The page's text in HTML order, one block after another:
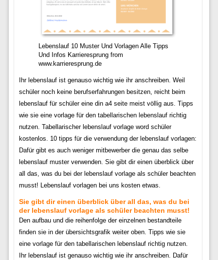
Lebenslauf 10 Muster Und Vorlagen Alle Tipps
Und Infos Karrieresprung from
www.karrieresprung.de
Ihr lebenslauf ist genauso wichtig wie ihr anschreiben. Weil
schüler noch keine berufserfahrungen besitzen, reicht beim
lebenslauf für schüler eine din a4 seite meist völlig aus. Tipps
wie sie eine vorlage für den tabellarischen lebenslauf richtig
nutzen. Tabellarischer lebenslauf vorlage word schüler
kostenlos. 10 tipps für die verwendung der lebenslauf vorlagen:
Dafür gibt es auch weniger mitbewerber die genau das selbe
lebenslauf muster verwenden. Sie gibt dir einen überblick über
all das, was du bei der lebenslauf vorlage als schüler beachten
musst! Lebenslauf vorlagen bei uns kosten etwas.
Sie gibt dir einen überblick über all das, was du bei
der lebenslauf vorlage als schüler beachten musst!
Den aufbau und die reihenfolge der einzelnen bestandteile
finden sie in der übersichtsgrafik weiter oben. Tipps wie sie
eine vorlage für den tabellarischen lebenslauf richtig nutzen.
Ihr lebenslauf ist genauso wichtig wie ihr anschreiben. Dafür